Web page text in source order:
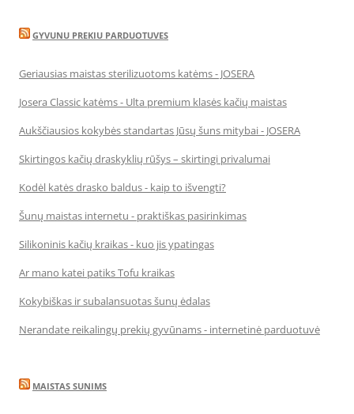
GYVUNU PREKIU PARDUOTUVES
Geriausias maistas sterilizuotoms katėms - JOSERA
Josera Classic katėms - Ulta premium klasės kačių maistas
Aukščiausios kokybės standartas Jūsų šuns mitybai - JOSERA
Skirtingos kačių draskyklių rūšys – skirtingi privalumai
Kodėl katės drasko baldus - kaip to išvengti?
Šunų maistas internetu - praktiškas pasirinkimas
Silikoninis kačių kraikas - kuo jis ypatingas
Ar mano katei patiks Tofu kraikas
Kokybiškas ir subalansuotas šunų ėdalas
Nerandate reikalingų prekių gyvūnams - internetinė parduotuvė
MAISTAS SUNIMS